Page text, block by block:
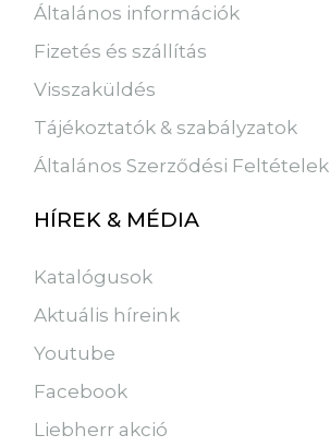
Általános információk
Fizetés és szállítás
Visszaküldés
Tájékoztatók & szabályzatok
Általános Szerződési Feltételek
HÍREK & MÉDIA
Katalógusok
Aktuális híreink
Youtube
Facebook
Liebherr akció